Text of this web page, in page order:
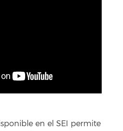
en el SEI permite